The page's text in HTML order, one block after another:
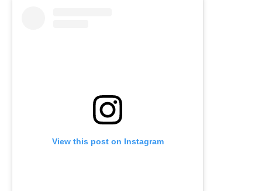
View this post on Instagram